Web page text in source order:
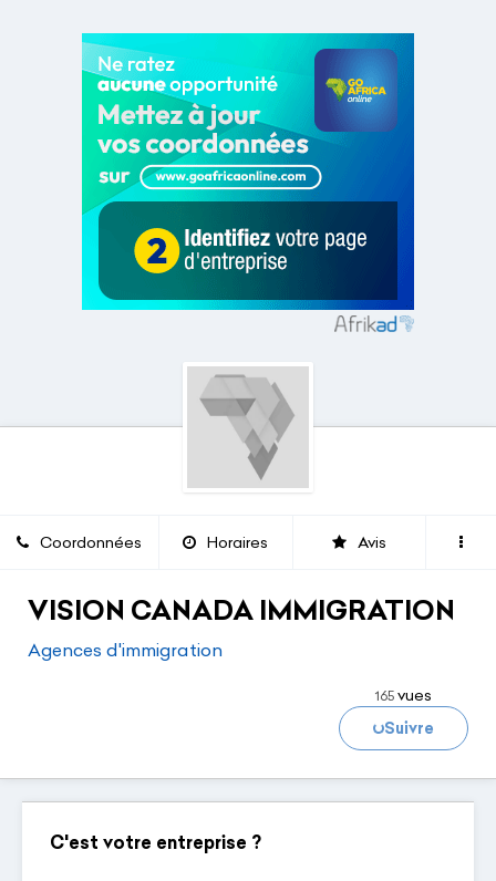
Coordonnées Horaires Avis
VISION CANADA IMMIGRATION
Agences d'immigration
165 vues
Chargement...
Suivre
C'est votre entreprise ?